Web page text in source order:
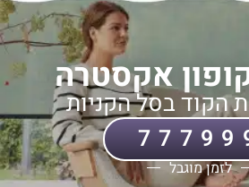
אקסטרה
הקוד בסל הקניות
לזמן מוגבל